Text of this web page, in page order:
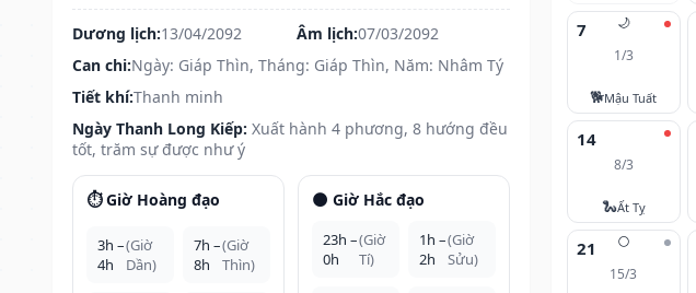
Dương lịch:13/04/2092 Âm lịch:07/03/2092
Can chi:Ngày: Giáp Thìn, Tháng: Giáp Thìn, Năm: Nhâm Tý
Tiết khí:Thanh minh
Ngày Thanh Long Kiếp: Xuất hành 4 phương, 8 hướng đều
tốt, trăm sự được như ý
⏱️ Giờ Hoàng đạo
3h –
4h
(Giờ
Dần)
7h –
8h
(Giờ
Thìn)
🌑 Giờ Hắc đạo
23h –
0h
(Giờ
Tí)
1h –
2h
(Giờ
Sửu)
🌙
7
1/3
🐕Mậu Tuất
14
8/3
🐍Ất Tỵ
🌕
21
15/3